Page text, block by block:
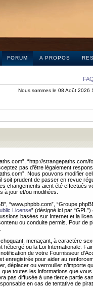
FORUM A PROPOS
FAQ
Nous sommes le 08 Août 2026
“http://strangepaths.com/
pas d’être légalement
Nous pouvons modifier
soit prudent de passer en revue
changements aient été effectués
à jour et/ou modifiées.
“www.phpbb.com”, “Groupe
License” (désigné ici par “GPL”)
basées sur Internet et la
ou conduite permis. Pour de
menaçant, à caractère
ou la Loi Internationale.
de votre Fournisseur
enregistrée pour aider au
déplacer ou verrouiller n’importe
toutes les informations que
pas diffusée à une tierce partie
en cas de tentative de